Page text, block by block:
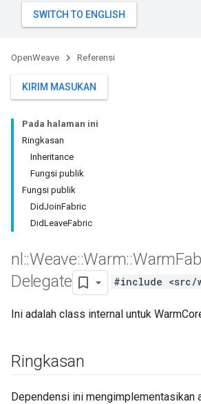
OpenWeave Referensi
KIRIM MASUKAN
Pada halaman ini
Ringkasan
Inheritance
Fungsi publik
Fungsi publik
DidJoinFabric
DidLeaveFabric
nl ::Weave::Warm::Warm
Delegate
#include <src/
Ini adalah class internal untuk
Ringkasan
Dependensi ini mengimplementasikan